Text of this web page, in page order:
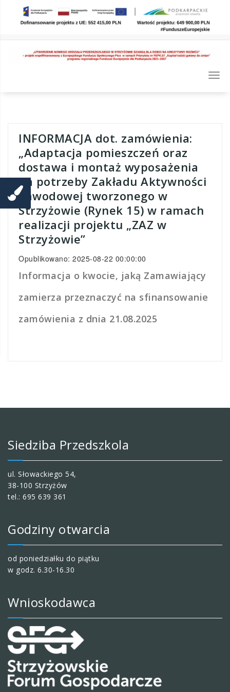
INFORMACJA dot. zamówienia:
„Adaptacja pomieszczeń oraz
dostawa i montaż wyposażenia
na potrzeby Zakładu Aktywności
Zawodowej tworzonego w
Strzyżowie (Rynek 15) w ramach
realizacji projektu „ZAZ w
Strzyżowie”
Opublikowano: 2025-08-22 00:00:00
Informacja o kwocie, jaką Zamawiający
zamierza przeznaczyć na sfinansowanie
zamówienia z dnia 21.08.2025
Siedziba Przedszkola
ul. Słowackiego 54,
38-100 Strzyżów
tel.: 695 639 361
Godziny otwarcia
od poniedziałku do piątku
w godz. 6.30-16.30
Wnioskodawca